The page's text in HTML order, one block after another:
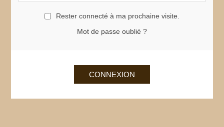
Rester connecté à ma prochaine visite.
Mot de passe oublié ?